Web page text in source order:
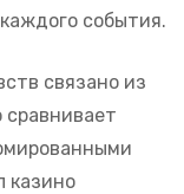
события.
связано из
сравнивает
казино